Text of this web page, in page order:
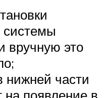
системы
вручную это
нижней части